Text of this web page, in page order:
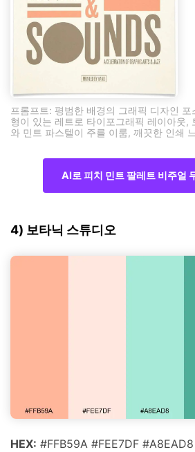
프롬프트: 평범한 배경의 그래픽 디자인
형이 있는 레트로 타이포그래픽 레이아웃,
와 민트 파스텔이 주를 이룸, 깨끗한 인쇄
AI로 피치 민트 팔레트 비주얼
4) 보타닉 스튜디오
HEX: #FFB59A #FEE7DF